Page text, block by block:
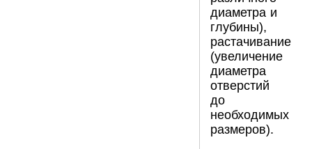
диаметра и
глубины),
растачивание
(увеличение
диаметра
отверстий
до
необходимых
размеров).